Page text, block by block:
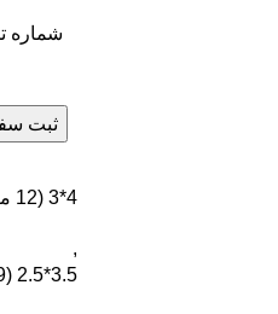
شماره
4*3 (12 متری)
,
3.5*2.5 (9 متری)